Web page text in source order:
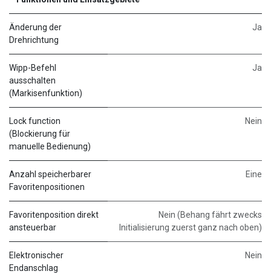
Änderung der
Drehrichtung
Ja
Wipp-Befehl
ausschalten
(Markisenfunktion)
Ja
Lock function
(Blockierung für
manuelle Bedienung)
Nein
Anzahl speicherbarer
Favoritenpositionen
Eine
Favoritenposition direkt
ansteuerbar
Nein (Behang fährt zwecks
Initialisierung zuerst ganz nach oben)
Elektronischer
Endanschlag
Nein